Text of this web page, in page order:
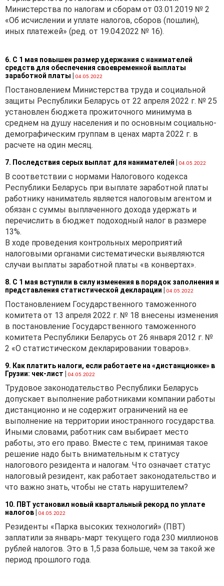
Министерства по налогам и сборам от 03.01.2019 № 2
«Об исчислении и уплате налогов, сборов (пошлин),
иных платежей» (ред. от 19.04.2022 № 16).
6. С 1 мая повышен размер удержания с нанимателей
средств для обеспечения своевременной выплаты
заработной платы | 04.05.2022
Постановлением Министерства труда и социальной
защиты Республики Беларусь от 22 апреля 2022 г. № 25
установлен бюджета прожиточного минимума в
среднем на душу населения и по основным социально-
демографическим группам в ценах марта 2022 г. в
расчете на один месяц.
7. Последствия серых выплат для нанимателей | 04.05.2022
В соответствии с нормами Налогового кодекса
Республики Беларусь при выплате заработной платы
работнику наниматель является налоговым агентом и
обязан с суммы выплаченного дохода удержать и
перечислить в бюджет подоходный налог в размере
13%.
В ходе проведения контрольных мероприятий
налоговыми органами систематически выявляются
случаи выплаты заработной платы «в конвертах».
8. С 1 мая вступили в силу изменения в порядок заполнения и
представления статистической декларации | 04.05.2022
Постановлением Государственного таможенного
комитета от 13 апреля 2022 г. № 18 внесены изменения
в постановление Государственного таможенного
комитета Республики Беларусь от 26 января 2012 г. №
2 «О статистическом декларировании товаров».
9. Как платить налоги, если работаете на «дистанционке» в
Грузии: чек-лист | 04.05.2022
Трудовое законодательство Республики Беларусь
допускает выполнение работниками компании работы
дистанционно и не содержит ограничений на ее
выполнение на территории иностранного государства.
Иными словами, работник сам выбирает место
работы, это его право. Вместе с тем, принимая такое
решение надо быть внимательным к статусу
налогового резидента и налогам. Что означает статус
налоговый резидент, как работает законодательство и
что важно знать, чтобы не стать нарушителем?
10. ПВТ установил новый квартальный рекорд по уплате
налогов| 04.05.2022
Резиденты «Парка высоких технологий» (ПВТ)
заплатили за январь-март текущего года 230 миллионов
рублей налогов. Это в 1,5 раза больше, чем за такой же
период прошлого года.